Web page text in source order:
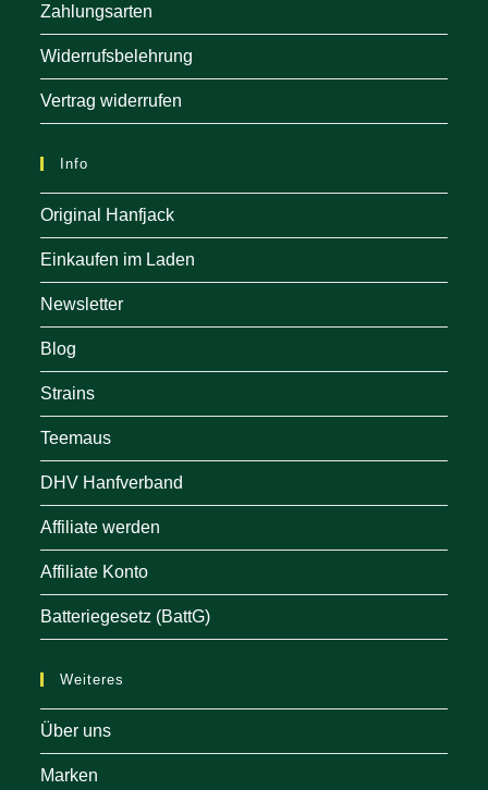
Zahlungsarten
Widerrufsbelehrung
Vertrag widerrufen
Info
Original Hanfjack
Einkaufen im Laden
Newsletter
Blog
Strains
Teemaus
DHV Hanfverband
Affiliate werden
Affiliate Konto
Batteriegesetz (BattG)
Weiteres
Über uns
Marken